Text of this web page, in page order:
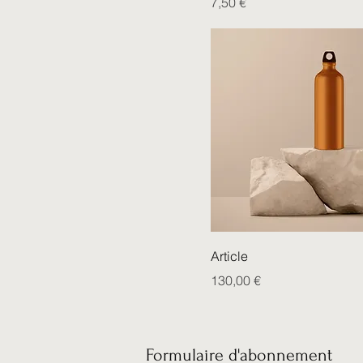
Article
Prix
130,00 €
Formulaire d'abonnement